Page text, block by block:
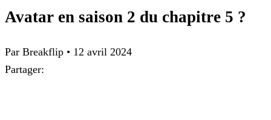
Avatar en saison 2 du chapitre 5 ?
Par Breakflip • 12 avril 2024
Partager: